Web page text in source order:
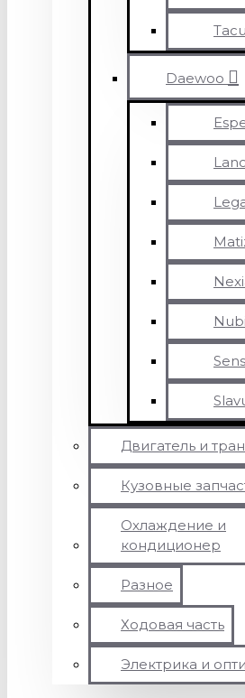
Daewoo
Sens
Двигатель и
Кузовные
Охлаждение и
кондиционер
Разное
Ходовая часть
Электрика и